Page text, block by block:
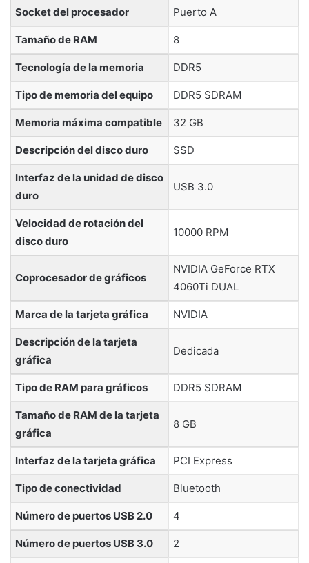
Socket del procesador ‎Puerto A
Tamaño de RAM ‎8
Tecnología de la memoria ‎DDR5
Tipo de memoria del equipo ‎DDR5 SDRAM
Memoria máxima compatible ‎32 GB
Descripción del disco duro ‎SSD
Interfaz de la unidad de disco
duro
‎USB 3.0
Velocidad de rotación del
disco duro
‎10000 RPM
Coprocesador de gráficos
‎NVIDIA GeForce RTX
4060Ti DUAL
Marca de la tarjeta gráfica ‎NVIDIA
Descripción de la tarjeta
gráfica
‎Dedicada
Tipo de RAM para gráficos ‎DDR5 SDRAM
Tamaño de RAM de la tarjeta
gráfica
‎8 GB
Interfaz de la tarjeta gráfica ‎PCI Express
Tipo de conectividad ‎Bluetooth
Número de puertos USB 2.0 ‎4
Número de puertos USB 3.0 ‎2